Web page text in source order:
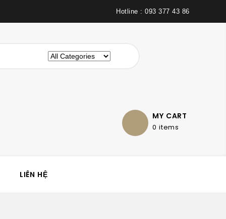
Hotline : 093 377 43 86
MY CART
0 items
LIÊN HỆ